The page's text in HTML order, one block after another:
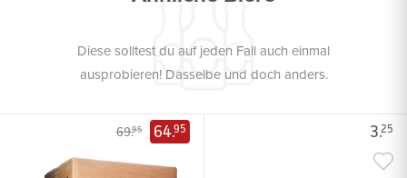
Diese solltest du auf jeden Fall auch einmal
ausprobieren! Dasselbe und doch anders.
69.95 64.95 3.25